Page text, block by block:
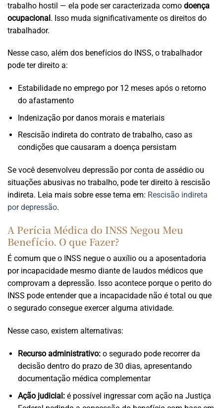
trabalho hostil — ela pode ser caracterizada como doença
ocupacional. Isso muda significativamente os direitos do
trabalhador.
Nesse caso, além dos benefícios do INSS, o trabalhador
pode ter direito a:
Estabilidade no emprego por 12 meses após o retorno
do afastamento
Indenização por danos morais e materiais
Rescisão indireta do contrato de trabalho, caso as
condições que causaram a doença persistam
Se você desenvolveu depressão por conta de assédio ou
situações abusivas no trabalho, pode ter direito à rescisão
indireta. Leia mais sobre esse tema em: Rescisão indireta
por depressão.
A Perícia Médica do INSS Negou Meu
Benefício. O que Fazer?
É comum que o INSS negue o auxílio ou a aposentadoria
por incapacidade mesmo diante de laudos médicos que
comprovam a depressão. Isso acontece porque o perito do
INSS pode entender que a incapacidade não é total ou que
o segurado consegue exercer alguma atividade.
Nesse caso, existem alternativas:
Recurso administrativo:o segurado pode recorrer da
decisão dentro do prazo de 30 dias, apresentando
documentação médica complementar
Ação judicial:é possível ingressar com ação na Justiça